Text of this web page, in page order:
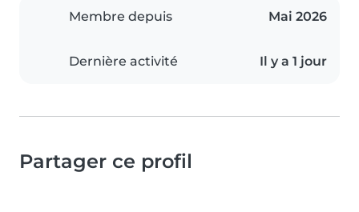
Membre depuis Mai 2026
Dernière activité Il y a 1 jour
Partager ce profil